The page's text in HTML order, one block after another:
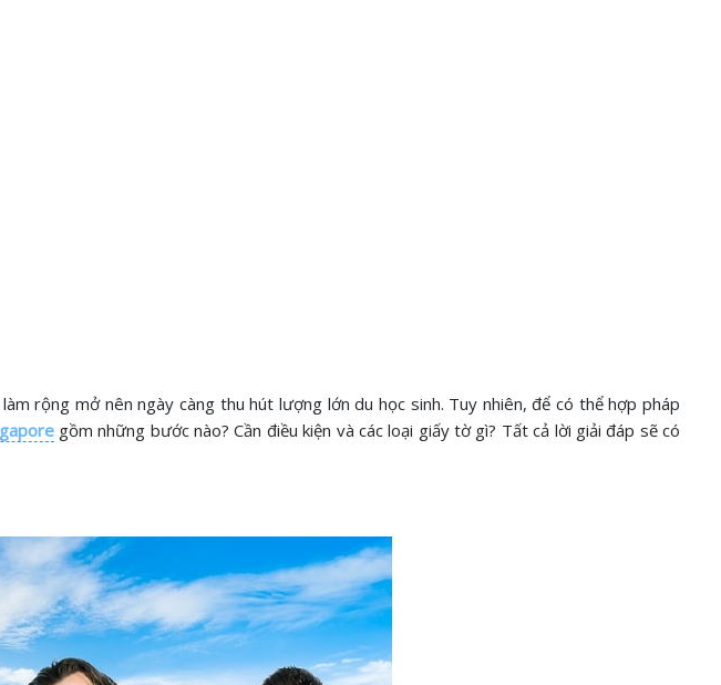
rộng mở nên ngày càng thu hút lượng lớn du học sinh. Tuy nhiên, để có thể hợp pháp
gồm những bước nào? Cần điều kiện và các loại giấy tờ gì? Tất cả lời giải đáp sẽ có